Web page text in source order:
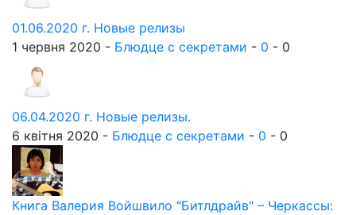
01.06.2020 г. Новые релизы
1 червня 2020 - Блюдце с секретами - 0 - 0
06.04.2020 г. Новые релизы.
6 квітня 2020 - Блюдце с секретами - 0 - 0
Книга Валерия Войшвило "Битлдрайв" – Черкассы: